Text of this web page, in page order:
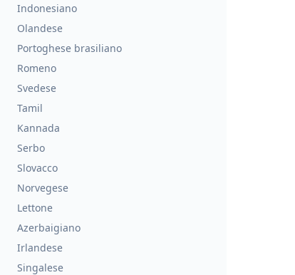
Indonesiano
Olandese
Portoghese brasiliano
Romeno
Svedese
Tamil
Kannada
Serbo
Slovacco
Norvegese
Lettone
Azerbaigiano
Irlandese
Singalese